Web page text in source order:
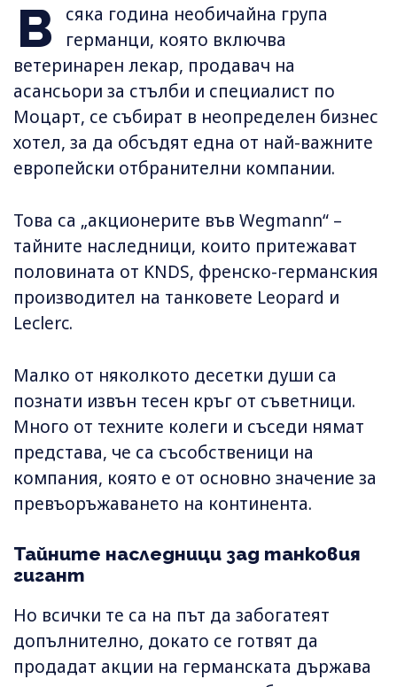
В
сяка година необичайна група
германци, която включва
ветеринарен лекар, продавач на
асансьори за стълби и специалист по
Моцарт, се събират в неопределен бизнес
хотел, за да обсъдят една от най-важните
европейски отбранителни компании.
Това са „акционерите във Wegmann“ –
тайните наследници, които притежават
половината от KNDS, френско-германския
производител на танковете Leopard и
Leclerc.
Малко от няколкото десетки души са
познати извън тесен кръг от съветници.
Много от техните колеги и съседи нямат
представа, че са съсобственици на
компания, която е от основно значение за
превъоръжаването на континента.
Тайните наследници зад танковия
гигант
Но всички те са на път да забогатеят
допълнително, докато се готвят да
продадат акции на германската държава